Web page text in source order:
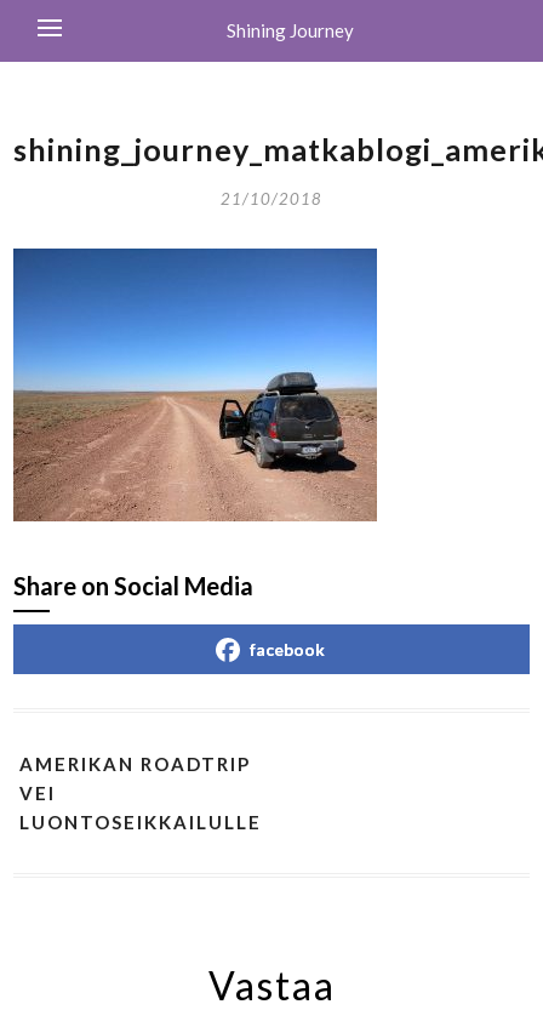
Shining Journey
21/10/2018
Share on Social Media
facebook
AMERIKAN ROADTRIP
VEI
LUONTOSEIKKAILULLE
Vastaa